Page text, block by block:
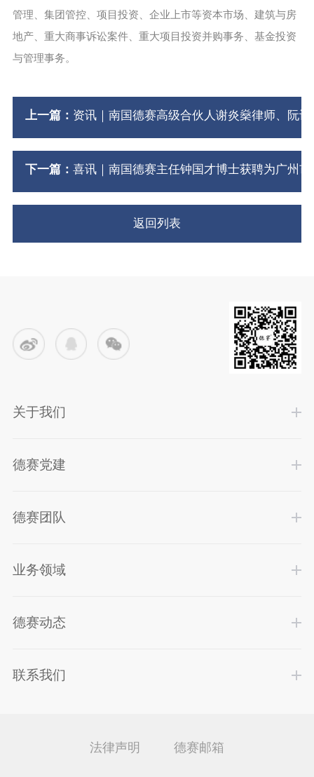
管理、集团管控、项目投资、企业上市等资本市场、建筑与房
地产、重大商事诉讼案件、重大项目投资并购事务、基金投资
与管理事务。
上一篇： 资讯｜南国德赛高级合伙人谢炎燊律师、阮
下一篇： 喜讯｜南国德赛主任钟国才博士获聘为广州
返回列表
关于我们
德赛党建
德赛团队
业务领域
德赛动态
联系我们
法律声明 德赛邮箱